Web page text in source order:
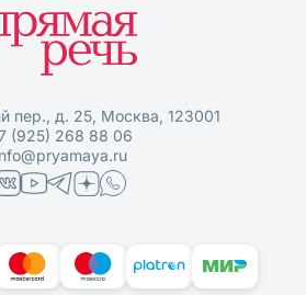
пер., д. 25, Москва, 123001
(925) 268 88 06